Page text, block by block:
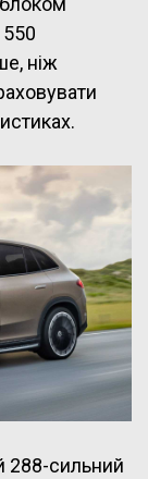
ніж
288-сильний